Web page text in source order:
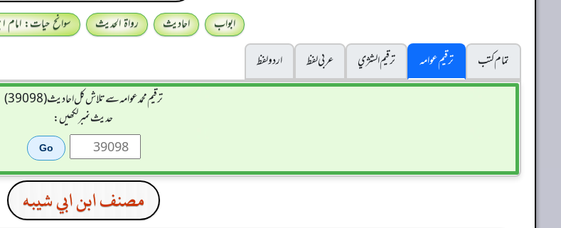
ابواب احادیث رواۃ الحدیث
سوانح حیات: امام
تمام کتب
ترقیم عوامہ ترقيم الشژي عربی لفظ
اردو لفظ
ترقیم محمدعوامہ سے تلاش کل احادیث (39098)
حدیث نمبر لکھیں:
مصنف ابن ابي شيبه